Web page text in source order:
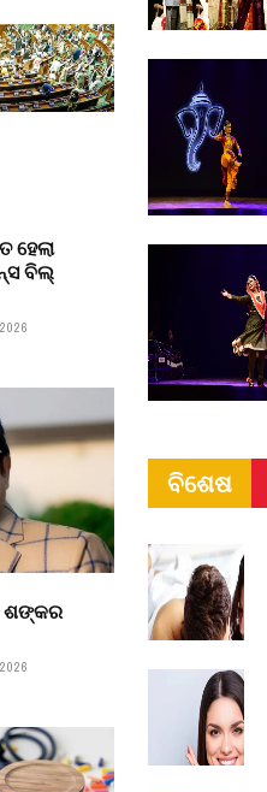
ହେଲା
ବିଲ୍
ଶଙ୍କର
ବିଶେଷ